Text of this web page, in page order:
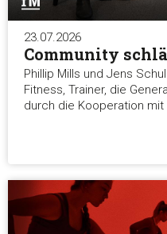
23.07.2026
Community
Phillip Mills und Jens
Fitness, Trainer, die
durch die Kooperation mit